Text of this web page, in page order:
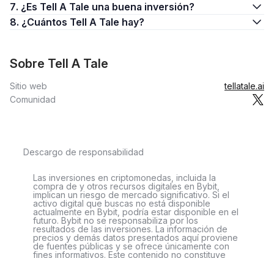
7. ¿Es Tell A Tale una buena inversión?
8. ¿Cuántos Tell A Tale hay?
Sobre Tell A Tale
Sitio web
tellatale.ai
Comunidad
Descargo de responsabilidad
Las inversiones en criptomonedas, incluida la
compra de y otros recursos digitales en Bybit,
implican un riesgo de mercado significativo. Si el
activo digital que buscas no está disponible
actualmente en Bybit, podría estar disponible en el
futuro. Bybit no se responsabiliza por los
resultados de las inversiones. La información de
precios y demás datos presentados aquí proviene
de fuentes públicas y se ofrece únicamente con
fines informativos. Este contenido no constituye